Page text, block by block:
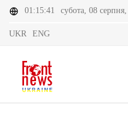
01:15:41 субота, 08
UKR ENG